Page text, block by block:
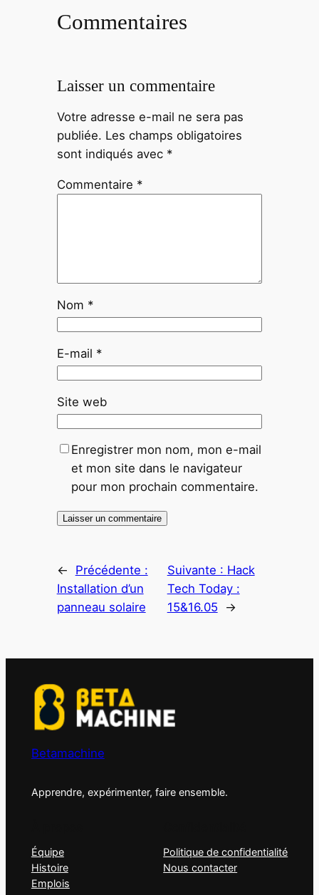
Commentaires
Laisser un commentaire
Votre adresse e-mail ne sera pas
publiée. Les champs obligatoires
sont indiqués avec *
Commentaire *
Nom *
E-mail *
Site web
Enregistrer mon nom, mon e-mail
et mon site dans le navigateur
pour mon prochain commentaire.
←
Précédente :
Installation d’un
panneau solaire
Suivante : Hack
Tech Today :
15&16.05
→
Betamachine
Apprendre, expérimenter, faire ensemble.
Équipe
Histoire
Emplois
Politique de confidentialité
Nous contacter